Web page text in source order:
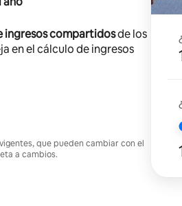
ingresos compartidosde los
en el cálculo de ingresos
que pueden cambiar con el
a cambios.